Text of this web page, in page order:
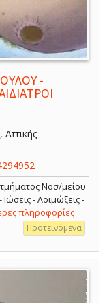
-
Νοσ/μείου
- Λοιμώξεις -
πληροφορίες
Προτεινόμενα